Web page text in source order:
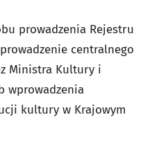
prowadzenia Rejestru
centralnego
Ministra Kultury i
wprowadzenia
kultury w Krajowym